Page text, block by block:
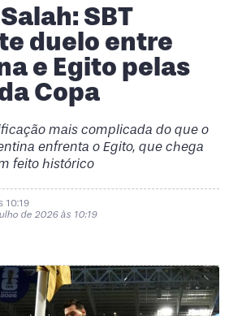
SBT
duelo entre
e Egito pelas
Copa
mais complicada do que o
enfrenta o Egito, que chega
feito histórico
10:19
de 2026 às 10:19